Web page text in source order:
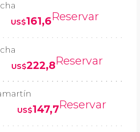
US$161,6Reservar
US$222,8Reservar
US$147,7Reservar